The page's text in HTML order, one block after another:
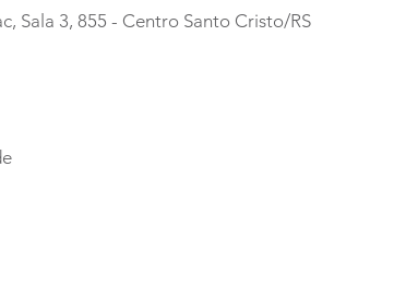
Sala 3, 855 - Centro Santo Cristo/RS